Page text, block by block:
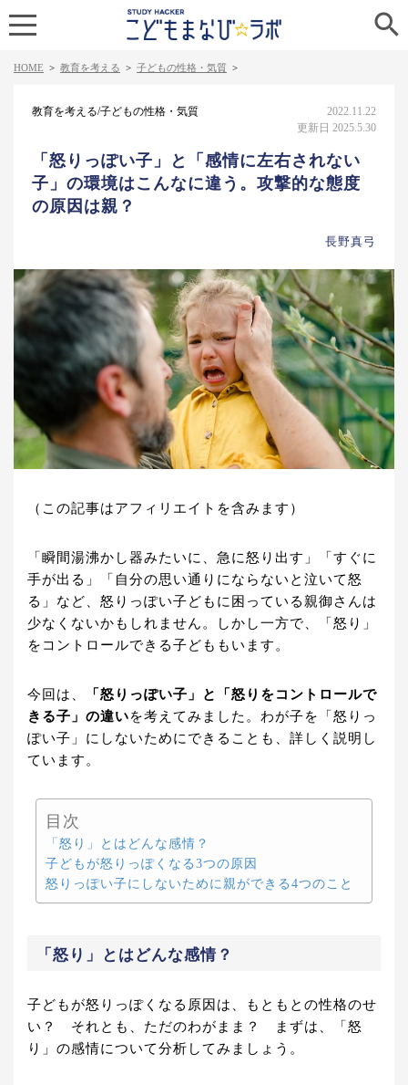

HOME > 教育を考える > 子どもの性格・気質 >
教育を考える/子どもの性格・気質
2022.11.22
更新日 2025.5.30
「怒りっぽい子」と「感情に左右されない
子」の環境はこんなに違う。攻撃的な態度
の原因は親？
長野真弓
（この記事はアフィリエイトを含みます）
「瞬間湯沸かし器みたいに、急に怒り出す」「すぐに
手が出る」「自分の思い通りにならないと泣いて怒
る」など、怒りっぽい子どもに困っている親御さんは
少なくないかもしれません。しかし一方で、「怒り」
をコントロールできる子どももいます。
今回は、
「怒りっぽい子」と「怒りをコントロールで
きる子」の違いを考えてみました。わが子を「怒りっ
ぽい子」にしないためにできることも、詳しく説明し
ています。
目次
「怒り」とはどんな感情？
子どもが怒りっぽくなる3つの原因
怒りっぽい子にしないために親ができる4つのこと
「怒り」とはどんな感情？
子どもが怒りっぽくなる原因は、もともとの性格のせ
い？ それとも、ただのわがまま？ まずは、「怒
り」の感情について分析してみましょう。